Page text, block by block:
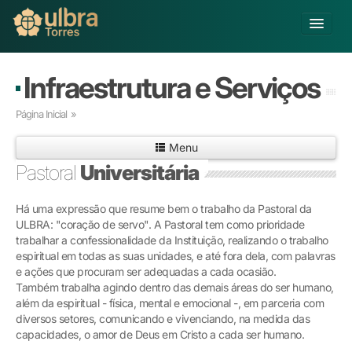
Buscar
Matricule-se
Graduação
Pós-graduação
Educação a Distância
Pesquisa
Extensão
Infraestrutura e Serviços
Inovação
Infraestrutura e Serviços
Página Inicial »
Menu
Pastoral Universitária
Há uma expressão que resume bem o trabalho da Pastoral da
ULBRA: "coração de servo". A Pastoral tem como prioridade
trabalhar a confessionalidade da Instituição, realizando o trabalho
espiritual em todas as suas unidades, e até fora dela, com palavras
e ações que procuram ser adequadas a cada ocasião.
Também trabalha agindo dentro das demais áreas do ser humano,
além da espiritual - física, mental e emocional -, em parceria com
diversos setores, comunicando e vivenciando, na medida das
capacidades, o amor de Deus em Cristo a cada ser humano.